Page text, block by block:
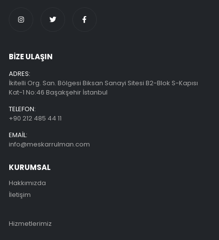
BİZE ULAŞIN
ADRES:
İkitelli Org. San. Bölgesi Biksan Sanayi Sitesi B2-Blok S-Kapısı
Kat-1 No:46 Başakşehir İstanbul
TELEFON:
+90 212 485 44 11
EMAIL:
info@meskarrulman.com
KURUMSAL
Hakkımızda
İletişim
Hizmetlerimiz